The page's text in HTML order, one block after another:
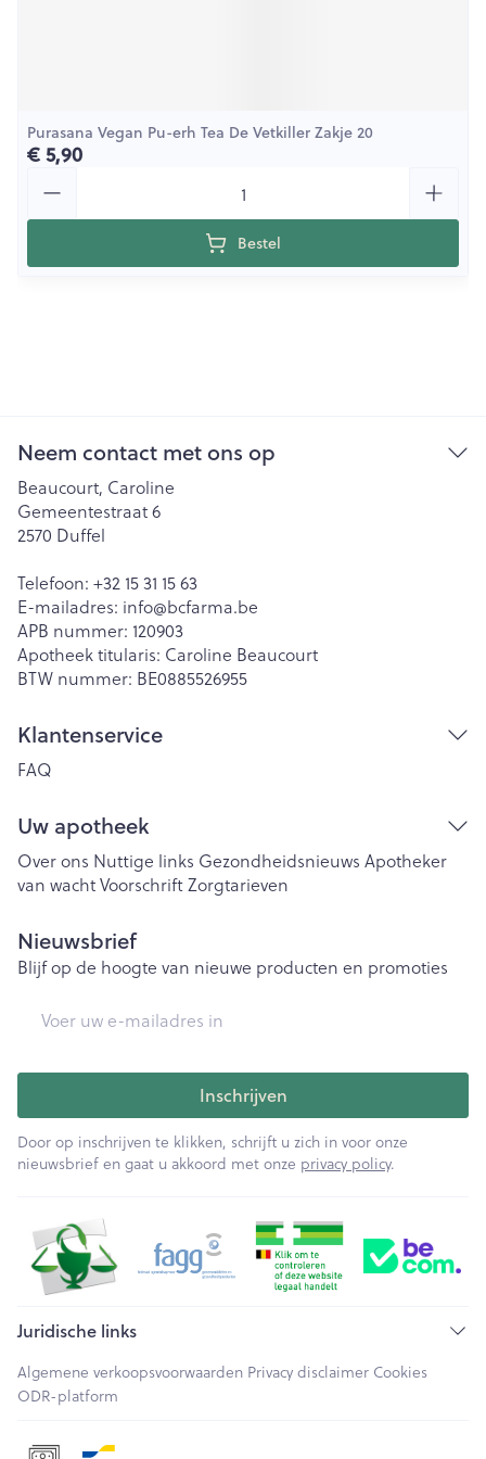
Purasana Vegan Pu-erh Tea De Vetkiller Zakje 20
€ 5,90
Bestel
Neem contact met ons op
Beaucourt, Caroline
Gemeentestraat 6
2570 Duffel
Telefoon: +32 15 31 15 63
E-mailadres: info@bcfarma.be
APB nummer: 120903
Apotheek titularis: Caroline Beaucourt
BTW nummer: BE0885526955
Klantenservice
FAQ
Uw apotheek
Over ons Nuttige links Gezondheidsnieuws Apotheker
van wachtVoorschriftZorgtarieven
Nieuwsbrief
Blijf op de hoogte van nieuwe producten en promoties
Inschrijven
Door op inschrijven te klikken, schrijft u zich in voor onze
nieuwsbrief en gaat u akkoord met onze privacy policy.
Juridische links
Algemene verkoopsvoorwaarden Privacy disclaimer Cookies
ODR-platform